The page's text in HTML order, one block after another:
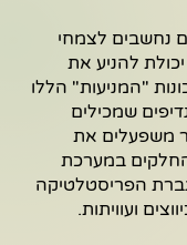
נחשבים לצמחי
להניע את
"המניעות" הללו
שמכילים
משפעלים את
החלקים במערכת
הפריסטלטיקה
ועוויתות.